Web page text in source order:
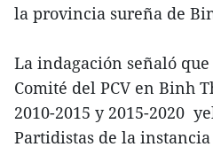
la provincia sureña de
La indagación señaló
Comité del PCV en Binh
2010-2015 y 2015-2020
Partidistas de la